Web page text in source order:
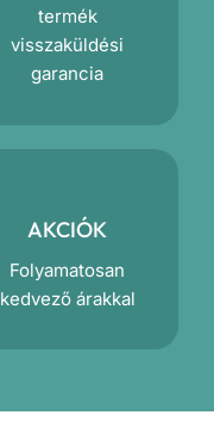
termék
visszaküldési
garancia
AKCIÓK
Folyamatosan
kedvező árakkal